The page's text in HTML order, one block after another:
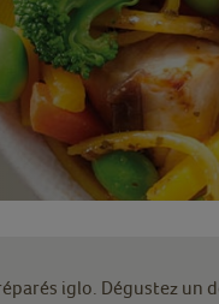
iglo. Dégustez un